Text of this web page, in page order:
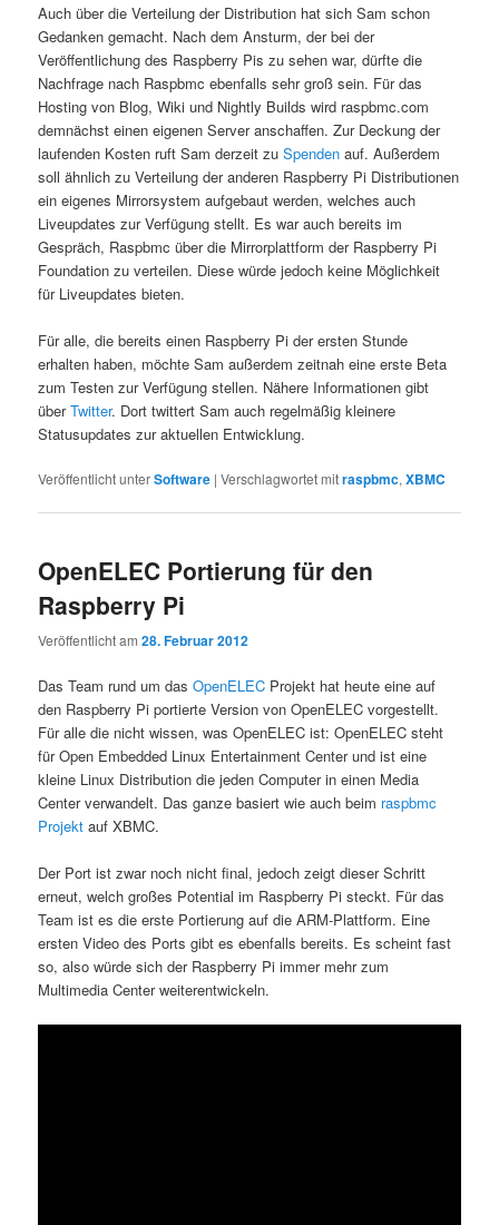
Auch über die Verteilung der Distribution hat sich Sam schon
Gedanken gemacht. Nach dem Ansturm, der bei der
Veröffentlichung des Raspberry Pis zu sehen war, dürfte die
Nachfrage nach Raspbmc ebenfalls sehr groß sein. Für das
Hosting von Blog, Wiki und Nightly Builds wird raspbmc.com
demnächst einen eigenen Server anschaffen. Zur Deckung der
laufenden Kosten ruft Sam derzeit zuSpenden auf. Außerdem
soll ähnlich zu Verteilung der anderen Raspberry Pi Distributionen
ein eigenes Mirrorsystem aufgebaut werden, welches auch
Liveupdates zur Verfügung stellt. Es war auch bereits im
Gespräch, Raspbmc über die Mirrorplattform der Raspberry Pi
Foundation zu verteilen. Diese würde jedoch keine Möglichkeit
für Liveupdates bieten.
Für alle, die bereits einen Raspberry Pi der ersten Stunde
erhalten haben, möchte Sam außerdem zeitnah eine erste Beta
zum Testen zur Verfügung stellen. Nähere Informationen gibt
überTwitter. Dort twittert Sam auch regelmäßig kleinere
Statusupdates zur aktuellen Entwicklung.
Veröffentlicht unterSoftware |Verschlagwortet mitraspbmc,XBMC
OpenELEC Portierung für den
Raspberry Pi
Veröffentlicht am28. Februar 2012
Das Team rund um dasOpenELEC Projekt hat heute eine auf
den Raspberry Pi portierte Version von OpenELEC vorgestellt.
Für alle die nicht wissen, was OpenELEC ist: OpenELEC steht
für Open Embedded Linux Entertainment Center und ist eine
kleine Linux Distribution die jeden Computer in einen Media
Center verwandelt. Das ganze basiert wie auch beim raspbmc
Projekt auf XBMC.
Der Port ist zwar noch nicht final, jedoch zeigt dieser Schritt
erneut, welch großes Potential im Raspberry Pi steckt. Für das
Team ist es die erste Portierung auf die ARM-Plattform. Eine
ersten Video des Ports gibt es ebenfalls bereits. Es scheint fast
so, also würde sich der Raspberry Pi immer mehr zum
Multimedia Center weiterentwickeln.